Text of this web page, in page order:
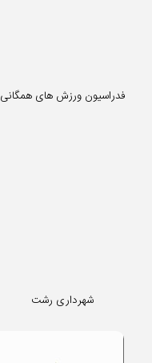
فدراسیون ورزش های همگانی
شهرداری رشت